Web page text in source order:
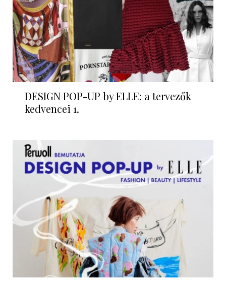
DESIGN POP-UP by ELLE: a tervezők
kedvencei 1.